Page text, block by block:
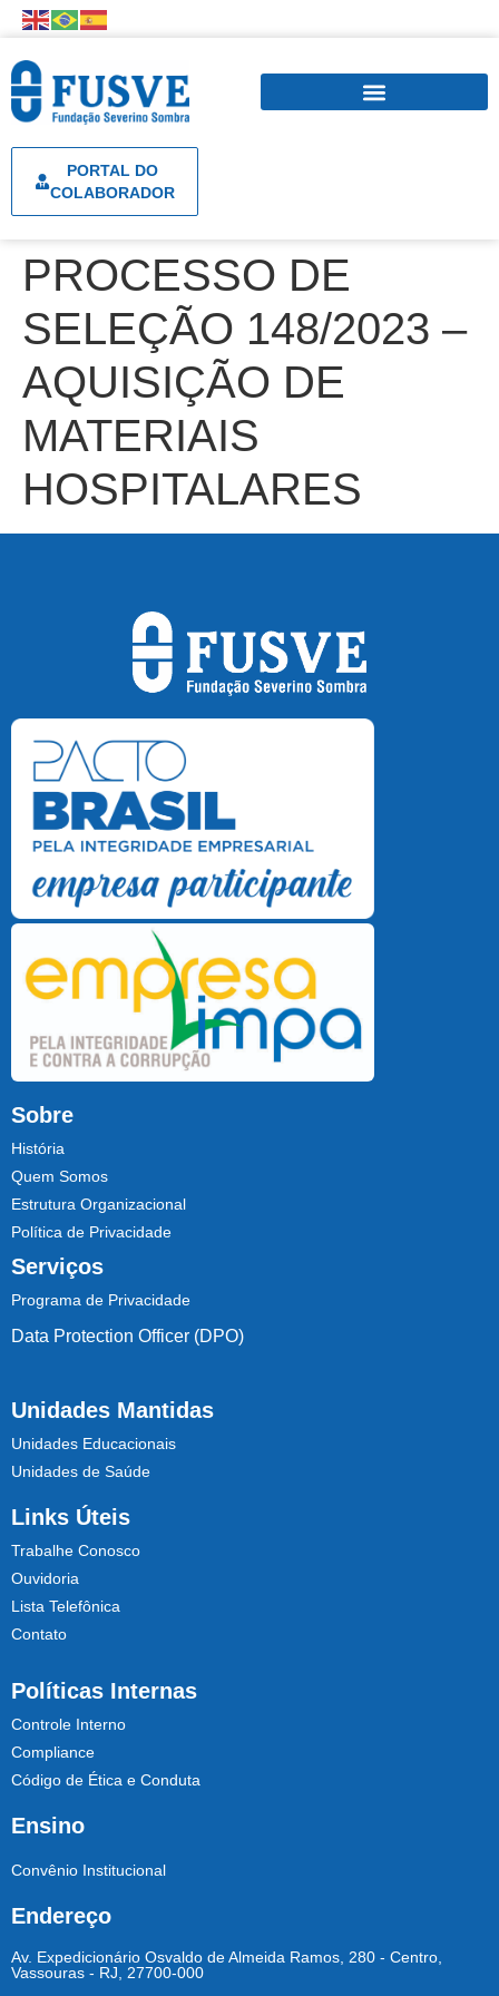
PORTAL DO
COLABORADOR
PROCESSO DE
SELEÇÃO 148/2023 –
AQUISIÇÃO DE
MATERIAIS
HOSPITALARES
Sobre
História
Quem Somos
Estrutura Organizacional
Política de Privacidade
Serviços
Programa de Privacidade
Data Protection Officer (DPO)
Unidades Mantidas
Unidades Educacionais
Unidades de Saúde
Links Úteis
Trabalhe Conosco
Ouvidoria
Lista Telefônica
Contato
Políticas Internas
Controle Interno
Compliance
Código de Ética e Conduta
Ensino
Convênio Institucional
Endereço
Av. Expedicionário Osvaldo de Almeida Ramos, 280 - Centro,
Vassouras - RJ, 27700-000